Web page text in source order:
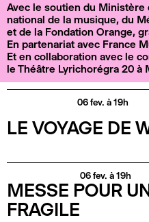
Avec le soutien du Ministère
national de la musique, du
et de la Fondation Orange,
En partenariat avec France
Et en collaboration avec le
le Théâtre Lyrichorégra 20 à
06 fev. à 19h
LE VOYAGE DE
06 fev. à 19h
MESSE POUR
FRAGILE